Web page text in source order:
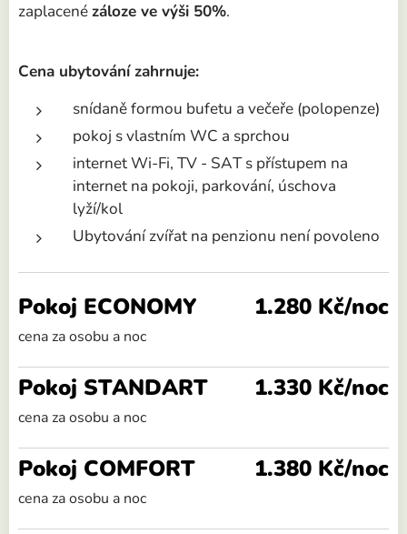
zaplacenézáloze ve výši 50%.
Cena ubytování zahrnuje:
snídaně formou bufetu a večeře (polopenze)
pokoj s vlastním WC a sprchou
internet Wi-Fi, TV - SAT s přístupem na
internet na pokoji, parkování, úschova
lyží/kol
Ubytování zvířat na penzionu není povoleno
Pokoj ECONOMY
cena za osobu a noc
1.280 Kč/noc
Pokoj STANDART
cena za osobu a noc
1.330 Kč/noc
Pokoj COMFORT
cena za osobu a noc
1.380 Kč/noc